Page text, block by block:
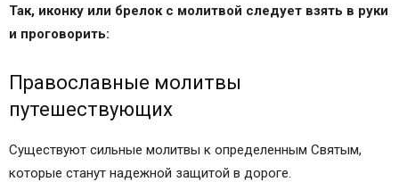
Так, иконку или брелок с молитвой следует взять в руки
и проговорить:
Православные молитвы
путешествующих
Существуют сильные молитвы к определенным Святым,
которые станут надежной защитой в дороге.